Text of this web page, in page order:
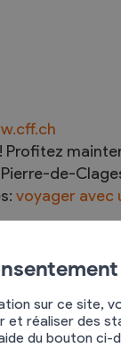
Profitez
de-
voyager avec
sur ce site,
réaliser des
du bouton ci-